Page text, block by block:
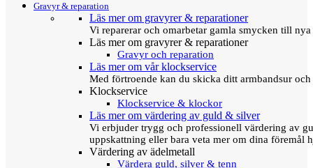
Gravyr & reparation
Läs mer om gravyrer & reparationer
Vi reparerar och omarbetar gamla smycken till
Läs mer om gravyrer & reparationer
Gravyr och reparation
Läs mer om vår klockservice
Med förtroende kan du skicka ditt armbandsur
Klockservice
Klockservice & klockor
Läs mer om värdering av guld & silver
Vi erbjuder trygg och professionell värdering av
uppskattning eller bara veta mer om dina föremål
Värdering av ädelmetall
Värdera guld, silver & tenn